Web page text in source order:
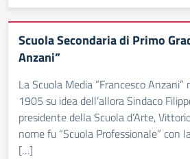
Scuola Secondaria di Primo
Anzani”
La Scuola Media “Francesco
1905 su idea dell’allora Sindaco
presidente della Scuola d’Arte,
nome fu “Scuola Professionale” con
[…]